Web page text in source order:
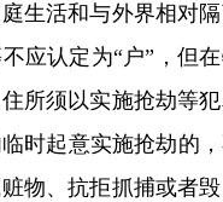
生活和与外界相对
应认定为“户”，但
所须以实施抢劫等
时起意实施抢劫的
物、抗拒抓捕或者